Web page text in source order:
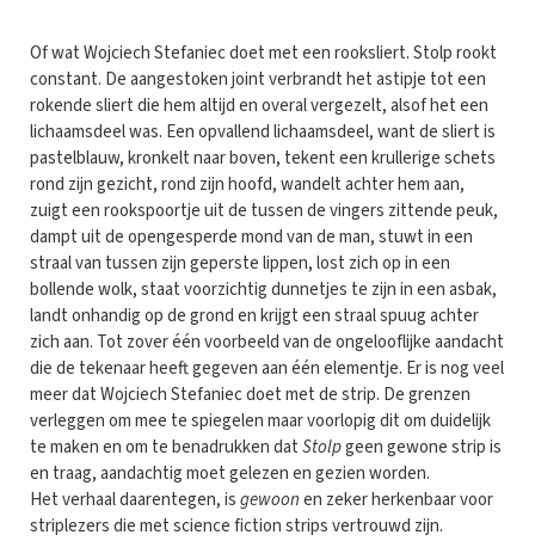
Of wat Wojciech Stefaniec doet met een rooksliert. Stolp rookt
constant. De aangestoken joint verbrandt het astipje tot een
rokende sliert die hem altijd en overal vergezelt, alsof het een
lichaamsdeel was. Een opvallend lichaamsdeel, want de sliert is
pastelblauw, kronkelt naar boven, tekent een krullerige schets
rond zijn gezicht, rond zijn hoofd, wandelt achter hem aan,
zuigt een rookspoortje uit de tussen de vingers zittende peuk,
dampt uit de opengesperde mond van de man, stuwt in een
straal van tussen zijn geperste lippen, lost zich op in een
bollende wolk, staat voorzichtig dunnetjes te zijn in een asbak,
landt onhandig op de grond en krijgt een straal spuug achter
zich aan. Tot zover één voorbeeld van de ongelooflijke aandacht
die de tekenaar heeft gegeven aan één elementje. Er is nog veel
meer dat Wojciech Stefaniec doet met de strip. De grenzen
verleggen om mee te spiegelen maar voorlopig dit om duidelijk
te maken en om te benadrukken datStolpgeen gewone strip is
en traag, aandachtig moet gelezen en gezien worden.
Het verhaal daarentegen, isgewoonen zeker herkenbaar voor
striplezers die met science fiction strips vertrouwd zijn.